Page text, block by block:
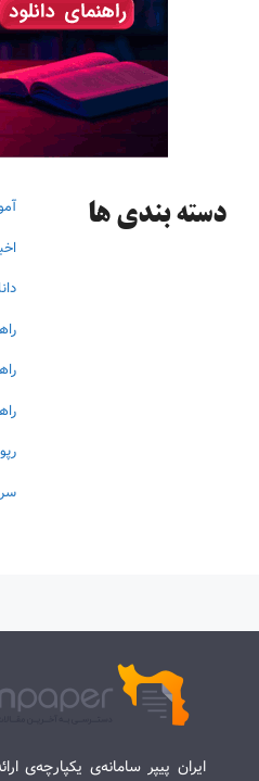
دسته‌ بندی ها
ایران پیپر سامانه‌ی یکپارچه‌ی